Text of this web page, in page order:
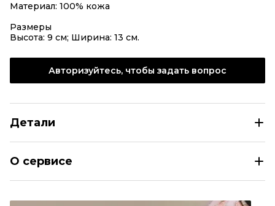
Материал: 100% кожа
Размеры
Высота: 9 см; Ширина: 13 см.
Авторизуйтесь, чтобы задать вопрос
Детали
О сервисе